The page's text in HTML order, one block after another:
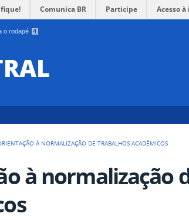
o rodapé 4
Comunica BR Participe Acesso
À NORMALIZAÇÃO DE TRABALHOS ACADÊMICOS
à normalização